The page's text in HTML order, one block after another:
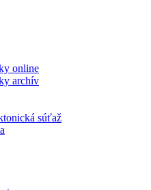
online
archív
súťaž